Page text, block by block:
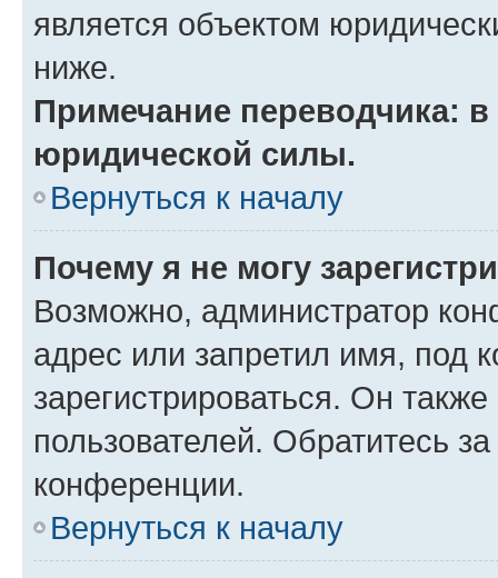
является объектом
ниже.
Примечание переводчика:
юридической силы.
Вернуться к началу
Почему я не могу
Возможно, администратор
адрес или запретил имя, под
зарегистрироваться. Он
пользователей. Обратитесь
конференции.
Вернуться к началу